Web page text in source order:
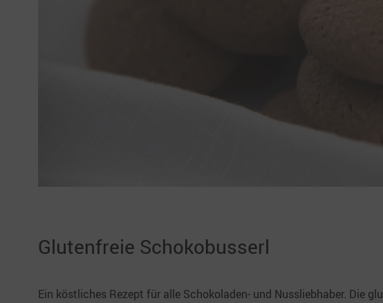
Glutenfreie Schokobusserl
Ein köstliches Rezept für alle Schokoladen- und Nussliebhaber. Die